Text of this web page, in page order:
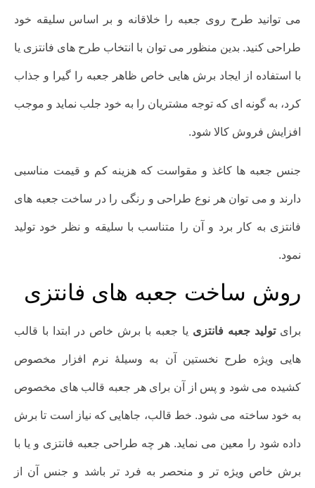
می توانید طرح روی جعبه را خلاقانه و بر اساس سلیقه خود
طراحی کنید. بدین منظور می توان با انتخاب طرح های فانتزی یا
با استفاده از ایجاد برش هایی خاص ظاهر جعبه را گیرا و جذاب
کرد، به گونه ای که توجه مشتریان را به خود جلب نماید و موجب
افزایش فروش کالا شود.
جنس جعبه ها کاغذ و مقواست که هزینه کم و قیمت مناسبی
دارند و می توان هر نوع طراحی و رنگی را در ساخت جعبه های
فانتزی به کار برد و آن را متناسب با سلیقه و نظر خود تولید
نمود.
روش ساخت جعبه های فانتزی
برایتولید جعبه فانتزی یا جعبه با برش خاص در ابتدا با قالب
هایی ویژه طرح نخستین آن به وسیلۀ نرم افزار مخصوص
کشیده می شود و پس از آن برای هر جعبه قالب های مخصوص
به خود ساخته می شود. خط قالب، جاهایی که نیاز است تا برش
داده شود را معین می نماید. هر چه طراحی جعبه فانتزی و یا با
برش خاص ویژه تر و منحصر به فرد تر باشد و جنس آن از